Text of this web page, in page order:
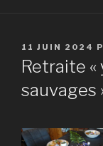
PUBLIÉ
LE
11 JUIN 2024
Retraite
sauvages